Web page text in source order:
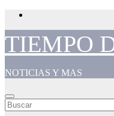
Saltar
contenido
TIEMPO
NOTICIAS Y MAS